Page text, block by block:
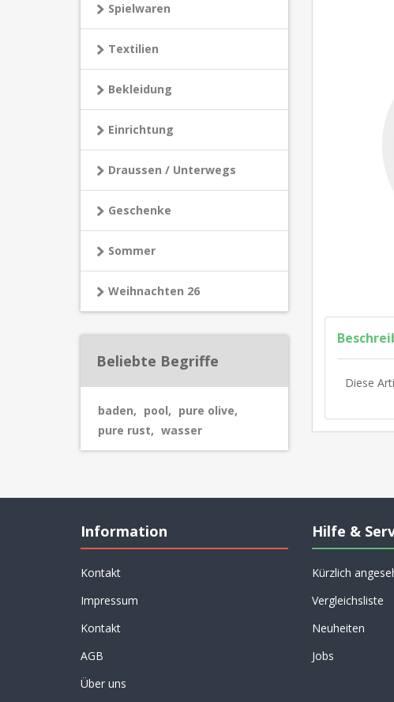
Spielwaren
Textilien
Bekleidung
Einrichtung
Draussen / Unterwegs
Geschenke
Sommer
Weihnachten 26
Beliebte Begriffe
baden, pool, pure olive,
pure rust, wasser
Diese
Information
Kontakt
Impressum
Kontakt
AGB
Über uns
Hilfe &
Kürzlich
Vergleichsliste
Neuheiten
Jobs